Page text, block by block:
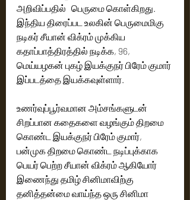
அறிவிப்பதில்   பெருமை கொள்கிறது.
இந்திய திரைப்பட உலகின் பெருமைமிகு
நடிகர் சீயான் விக்ரம் முக்கிய
கதாப்பாத்திரத்தில் நடிக்க, 96,
மெய்யழகன் புகழ் இயக்குநர் பிரேம் குமார்
இப்படத்தை இயக்கவுள்ளார்.
உணர்வுப்பூர்வமான அம்சங்களுடன்
சிறப்பான கதைகளை வழங்கும் திறமை
கொண்ட இயக்குநர் பிரேம் குமார்,
பன்முக திறமை கொண்ட நடிப்புக்காக
பெயர் பெற்ற சீயான் விக்ரம் ஆகியோர்
இணைந்து தமிழ் சினிமாவிற்கு
தனித்தன்மை வாய்ந்த ஒரு சினிமா